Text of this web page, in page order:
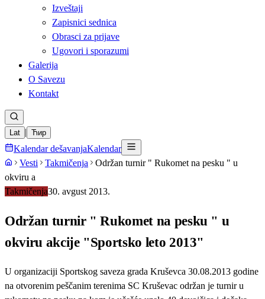
Izveštaji
Zapisnici sednica
Obrasci za prijave
Ugovori i sporazumi
Galerija
O Savezu
Kontakt
Lat | Ћир
Kalendar dešavanjaKalendar
Vesti
Takmičenja
Održan turnir " Rukomet na pesku " u
okviru a
Takmičenja30. avgust 2013.
Održan turnir " Rukomet na pesku " u
okviru akcije "Sportsko leto 2013"
U organizaciji Sportskog saveza grada Kruševca 30.08.2013 godine
na otvorenim peščanim terenima SC Kruševac održan je turnir u